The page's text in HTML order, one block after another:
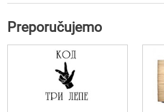
Preporučujemo